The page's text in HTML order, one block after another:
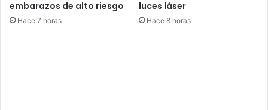
embarazos de alto riesgo
Hace 7 horas
luces láser
Hace 8 horas